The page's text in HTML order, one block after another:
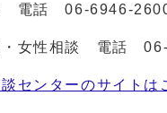
電話
女性相談 電話
センターのサイトは